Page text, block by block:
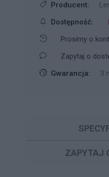
Producent:
Dostępność:
Prosimy o
Zapytaj o
Gwarancja:
3
ZAPYTAJ